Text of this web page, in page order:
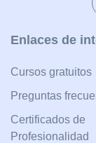
Enlaces de
Cursos gratuitos
Preguntas
Certificados de
Profesionalidad